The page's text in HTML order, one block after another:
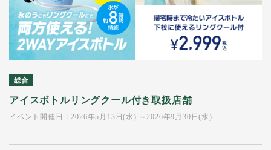
総合
アイスボトルリングクール付き取扱店舗
イベント開催日：2026年5月13日(水) ～2026年9月30日(水)